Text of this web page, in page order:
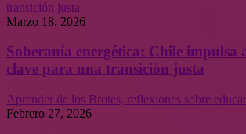
transición justa
Marzo 18, 2026
Soberanía energética: Chile impulsa
clave para una transición justa
Aprender de los Brotes, reflexiones sobre
Febrero 27, 2026